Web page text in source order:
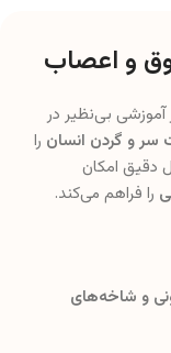
و اعصاب
آموزشی بی‌نظیر در
سر و گردن انسان را
دقیق امکان
را فراهم می‌کند.
و شاخه‌های